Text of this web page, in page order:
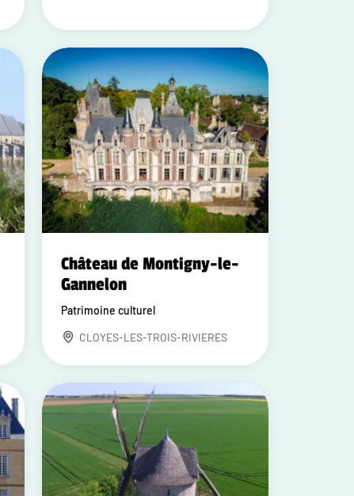
Château de Montigny-le-
Gannelon
Patrimoine culturel
CLOYES-LES-TROIS-RIVIERES